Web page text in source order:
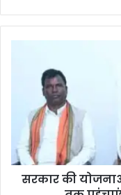
सरकार की